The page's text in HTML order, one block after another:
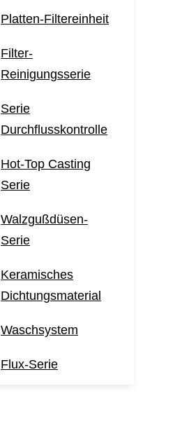
Platten-Filtereinheit
Filter-
Reinigungsserie
Serie
Durchflusskontrolle
Hot-Top Casting
Serie
Walzgußdüsen-
Serie
Keramisches
Dichtungsmaterial
Waschsystem
Flux-Serie